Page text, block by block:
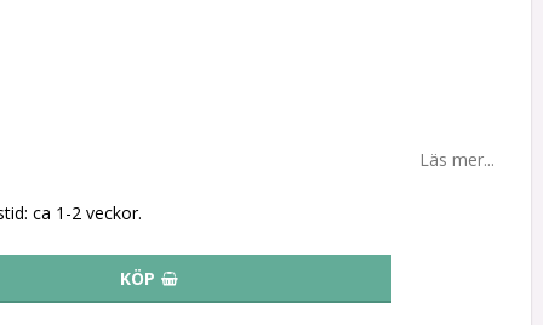
Läs mer...
ca 1-2 veckor.
KÖP